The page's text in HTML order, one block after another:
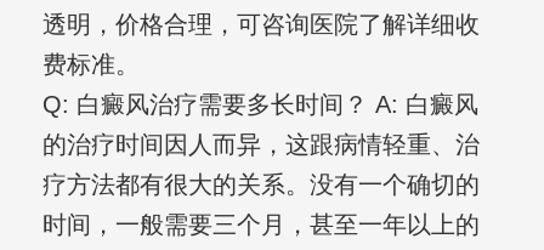
透明，价格合理，可咨询医院了解详细收
费标准。
Q: 白癜风治疗需要多长时间？ A: 白癜风
的治疗时间因人而异，这跟病情轻重、治
疗方法都有很大的关系。没有一个确切的
时间，一般需要三个月，甚至一年以上的